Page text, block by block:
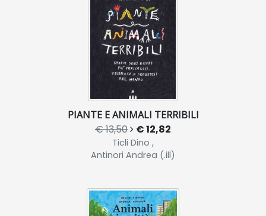
PIANTE E ANIMALI TERRIBILI
€ 13,50 € 12,82
Ticli Dino ,
Antinori Andrea (.ill)